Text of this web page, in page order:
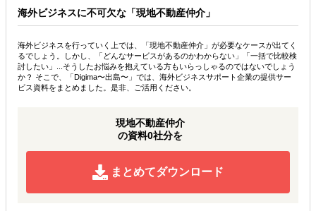
海外ビジネスに不可欠な「現地不動産仲介」
海外ビジネスを行っていく上では、「現地不動産仲介」が必要なケースが出てく
るでしょう。しかし、「どんなサービスがあるのかわからない」「一括で比較検
討したい」...そうしたお悩みを抱えている方もいらっしゃるのではないでしょう
か？ そこで、「Digima〜出島〜」では、海外ビジネスサポート企業の提供サー
ビス資料をまとめました。是非、ご活用ください。
現地不動産仲介
の資料0社分を
まとめてダウンロード